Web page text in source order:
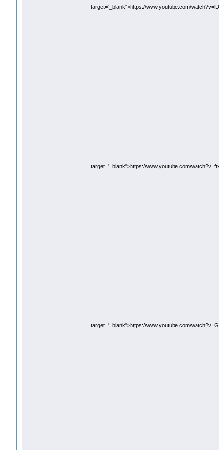
target="_blank">https://www.youtube.com/
target="_blank">https://www.youtube.com/
target="_blank">https://www.youtube.com/